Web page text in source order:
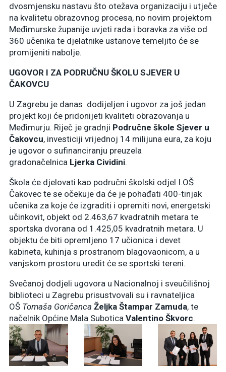
dvosmjensku nastavu što otežava organizaciju i utječe
na kvalitetu obrazovnog procesa, no novim projektom
Međimurske županije uvjeti rada i boravka za više od
360 učenika te djelatnike ustanove temeljito će se
promijeniti nabolje.
UGOVOR I ZA PODRUČNU ŠKOLU SJEVER U
ČAKOVCU
U Zagrebu je danas dodijeljen i ugovor za još jedan
projekt koji će pridonijeti kvaliteti obrazovanja u
Međimurju. Riječ je gradnji Područne škole Sjever u
Čakovcu, investiciji vrijednoj 14 milijuna eura, za koju
je ugovor o sufinanciranju preuzela
gradonačelnica Ljerka Cividini.
Škola će djelovati kao područni školski odjel I.OŠ
Čakovec te se očekuje da će je pohađati 400-tinjak
učenika za koje će izgraditi i opremiti novi, energetski
učinkovit, objekt od 2.463,67 kvadratnih metara te
sportska dvorana od 1.425,05 kvadratnih metara. U
objektu će biti opremljeno 17 učionica i devet
kabineta, kuhinja s prostranom blagovaonicom, a u
vanjskom prostoru uredit će se sportski tereni.
Svečanoj dodjeli ugovora u Nacionalnoj i sveučilišnoj
biblioteci u Zagrebu prisustvovali su i ravnateljica
OŠ Tomaša Goričanca Željka Štampar Zamuda, te
načelnik Općine Mala Subotica Valentino Škvorc.